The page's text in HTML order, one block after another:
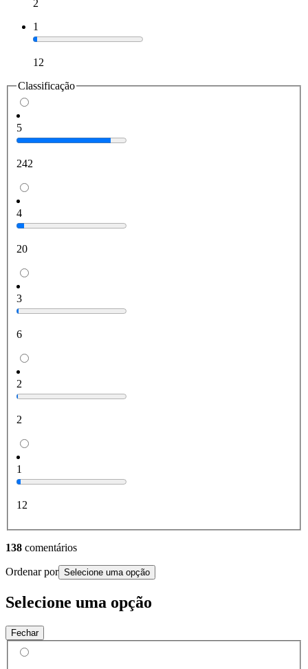
2
1
12
Classificação
5
242
4
20
3
6
2
2
1
12
138 comentários
Ordenar por Selecione uma opção
Selecione uma opção
Fechar